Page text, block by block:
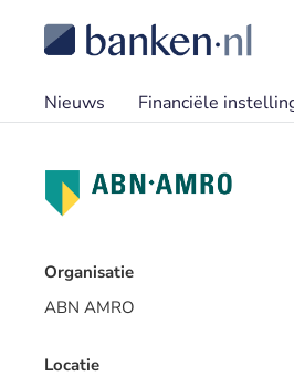
Nieuws Financiële
Organisatie
ABN AMRO
Locatie